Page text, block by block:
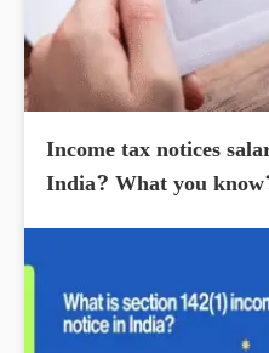
Income tax notices
India? What you